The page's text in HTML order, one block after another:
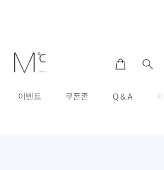
이벤트 쿠폰존 Q & A